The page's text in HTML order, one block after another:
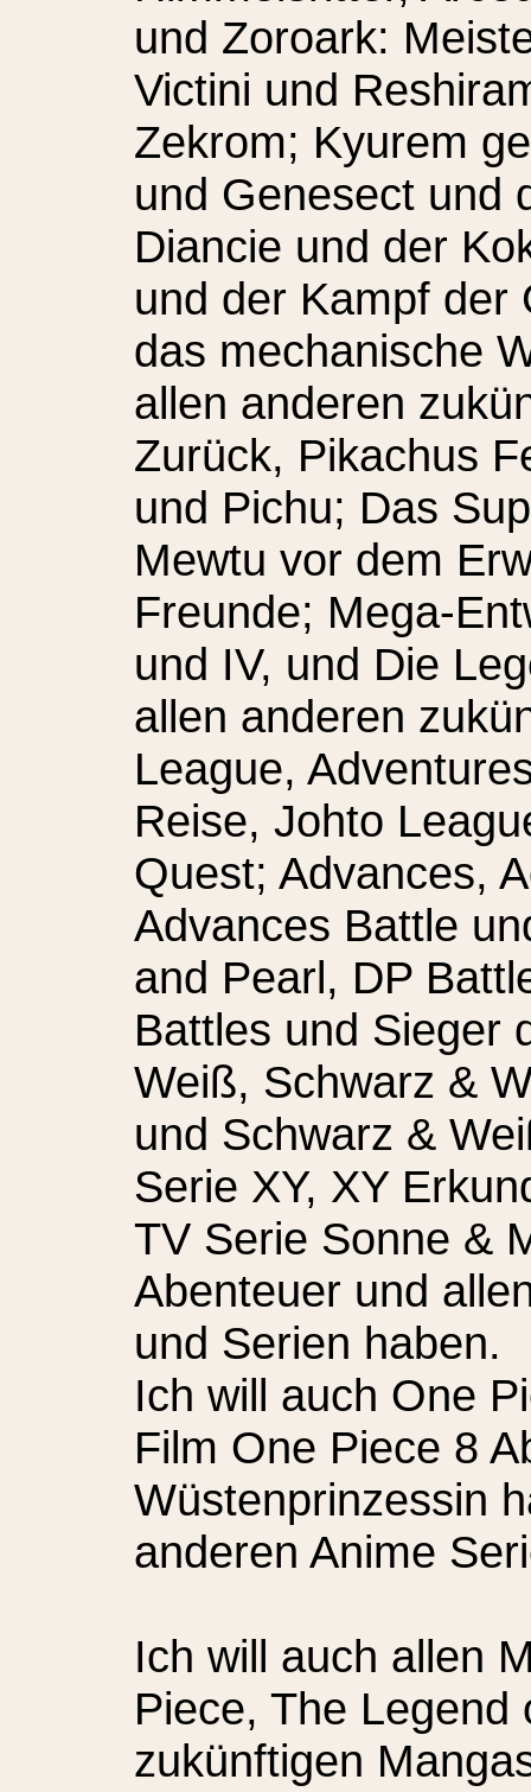
und Zoroark:
Victini und
Zekrom; Kyurem
und Genesect und
Diancie und der
und der Kampf der
das mechanische
allen anderen
Zurück, Pikachus
und Pichu; Das
Mewtu vor dem
Freunde; Mega-
und IV, und Die
allen anderen
League,
Reise, Johto
Quest; Advances,
Advances Battle
and Pearl, DP
Battles und Sieger
Weiß, Schwarz &
und Schwarz &
Serie XY, XY
TV Serie Sonne &
Abenteuer und
und Serien haben.
Ich will auch One
Film One Piece 8
Wüstenprinzessin
anderen Anime
Ich will auch allen
Piece, The
zukünftigen